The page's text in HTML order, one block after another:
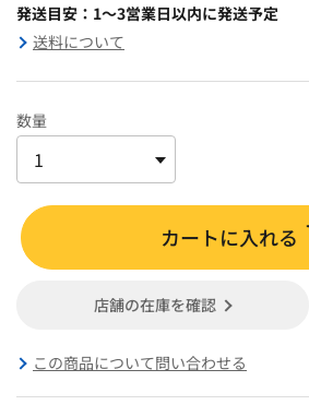
発送目安：1～3営業日以内に発送予定
送料について
数量
カートに入れる
店舗の在庫を確認
この商品について問い合わせる